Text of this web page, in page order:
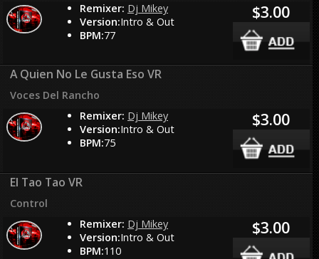
Remixer: Dj Mikey
Version:Intro & Out
BPM:77
$3.00
A Quien No Le Gusta Eso VR
Voces Del Rancho
Remixer: Dj Mikey
Version:Intro & Out
BPM:75
$3.00
El Tao Tao VR
Control
Remixer: Dj Mikey
Version:Intro & Out
BPM:110
$3.00